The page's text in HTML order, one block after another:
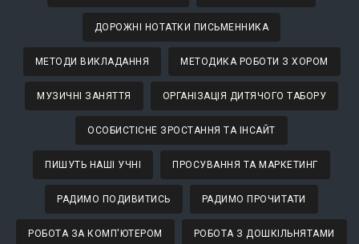
ДОРОЖНІ НОТАТКИ ПИСЬМЕННИКА
МЕТОДИ ВИКЛАДАННЯ МЕТОДИКА РОБОТИ З ХОРОМ
МУЗИЧНІ ЗАНЯТТЯ ОРГАНІЗАЦІЯ ДИТЯЧОГО ТАБОРУ
ОСОБИСТІСНЕ ЗРОСТАННЯ ТА ІНСАЙТ
ПИШУТЬ НАШІ УЧНІ ПРОСУВАННЯ ТА МАРКЕТИНГ
РАДИМО ПОДИВИТИСЬ РАДИМО ПРОЧИТАТИ
РОБОТА ЗА КОМП'ЮТЕРОМ РОБОТА З ДОШКІЛЬНЯТАМИ